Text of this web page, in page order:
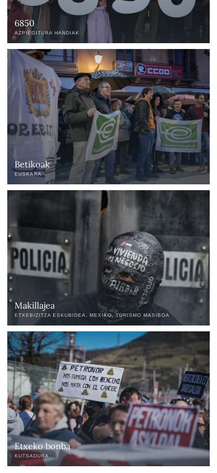
6850
AZPIEGITURA HANDIAK
Betikoak
EUSKARA
Makillajea
ETXEBIZITZA ESKUBIDEA MEXIKO TURISMO MASIBOA
Etxeko bonba
KUTSADURA